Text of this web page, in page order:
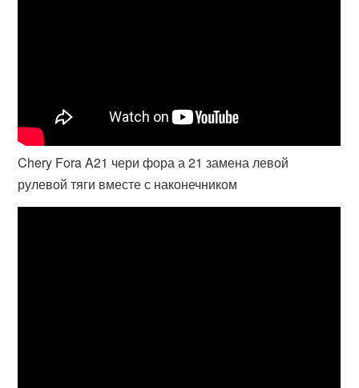
Chery Fora A21 чери фора а 21 замена левой
рулевой тяги вместе с наконечником